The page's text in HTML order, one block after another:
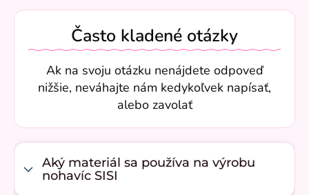
Často kladené otázky
Ak na svoju otázku nenájdete odpoveď
nižšie, neváhajte nám kedykoľvek napísať,
alebo zavolať
Aký materiál sa používa na výrobu
nohavíc SISI